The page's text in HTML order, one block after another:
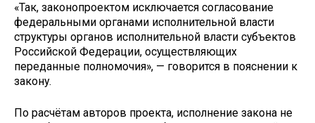
«Так, законопроектом исключается согласование
федеральными органами исполнительной власти
структуры органов исполнительной власти субъектов
Российской Федерации, осуществляющих
переданные полномочия», — говорится в пояснении к
закону.
По расчётам авторов проекта, исполнение закона не